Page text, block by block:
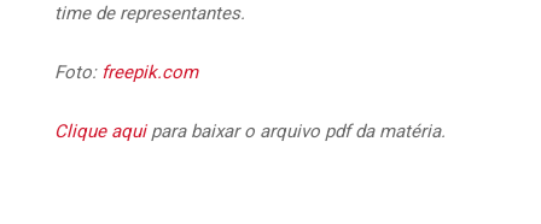
time de representantes.
Foto: freepik.com
Clique aqui para baixar o arquivo pdf da matéria.